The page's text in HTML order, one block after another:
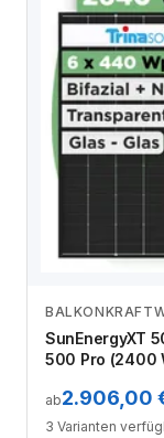
SunEnergyXT
500 Pro (2400
ab2.906,00
3 Varianten